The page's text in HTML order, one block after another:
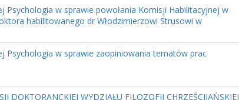
Psychologia w sprawie powołania Komisji Habilitacyjnej w
habilitowanego dr Włodzimierzowi Strusowi w
Psychologia w sprawie zaopiniowania tematów prac
DOKTORANCKIEJ WYDZIAŁU FILOZOFII CHRZEŚCIJAŃSKIEJ